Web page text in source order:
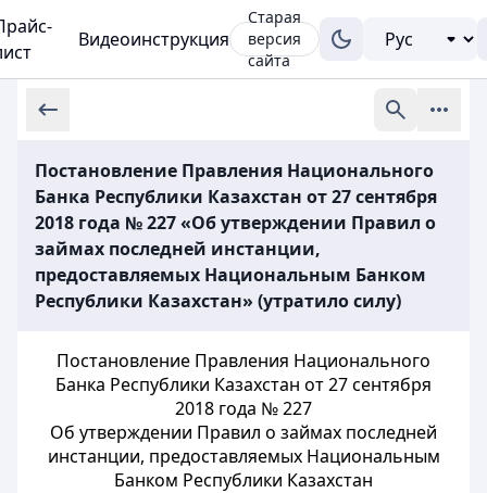
Видеоинструкция
Старая
версия
сайта
Постановление Правления Национального
Банка Республики Казахстан от 27 сентября
2018 года № 227 «Об утверждении Правил о
займах последней инстанции,
предоставляемых Национальным Банком
Республики Казахстан» (утратило силу)
Постановление Правления Национального
Банка Республики Казахстан от 27 сентября
2018 года № 227
Об утверждении Правил о займах последней
инстанции, предоставляемых Национальным
Банком Республики Казахстан